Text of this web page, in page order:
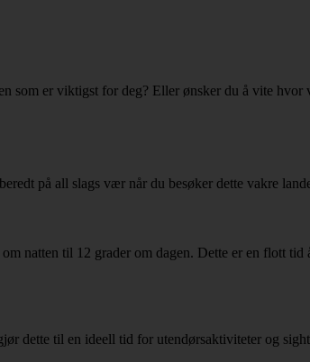
som er viktigst for deg? Eller ønsker du å vite
på all slags vær når du besøker dette vakre
natten til 12 grader om dagen. Dette er en flott tid
dette til en ideell tid for utendørsaktiviteter og